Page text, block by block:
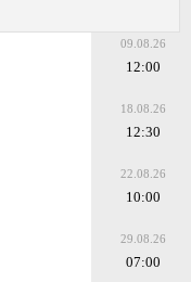
09.08.26
12:00
18.08.26
12:30
22.08.26
10:00
29.08.26
07:00